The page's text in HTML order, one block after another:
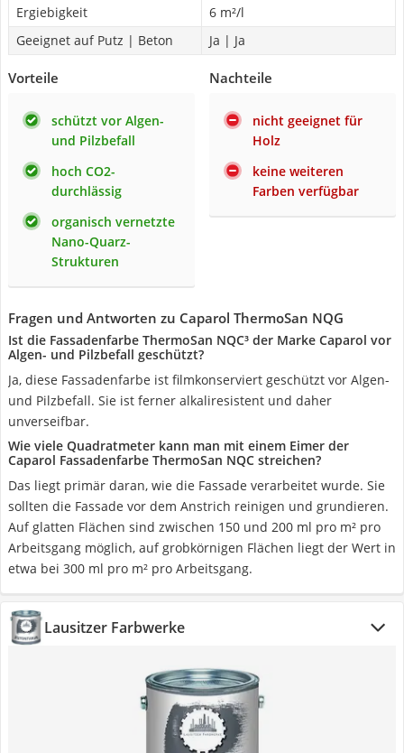
Ergiebigkeit
6 m²/l
Geeignet auf Putz | Beton
Ja | Ja
Vorteile
schützt vor Algen-
und Pilzbefall
hoch CO2-
durchlässig
organisch vernetzte
Nano-Quarz-
Strukturen
Nachteile
nicht geeignet für
Holz
keine weiteren
Farben verfügbar
Fragen und Antworten zu Caparol ThermoSan NQG
Ist die Fassadenfarbe ThermoSan NQC³ der Marke Caparol vor
Algen- und Pilzbefall geschützt?
Ja, diese Fassadenfarbe ist filmkonserviert geschützt vor Algen-
und Pilzbefall. Sie ist ferner alkaliresistent und daher
unverseifbar.
Wie viele Quadratmeter kann man mit einem Eimer der
Caparol Fassadenfarbe ThermoSan NQC streichen?
Das liegt primär daran, wie die Fassade verarbeitet wurde. Sie
sollten die Fassade vor dem Anstrich reinigen und grundieren.
Auf glatten Flächen sind zwischen 150 und 200 ml pro m² pro
Arbeitsgang möglich, auf grobkörnigen Flächen liegt der Wert in
etwa bei 300 ml pro m² pro Arbeitsgang.
Lausitzer Farbwerke